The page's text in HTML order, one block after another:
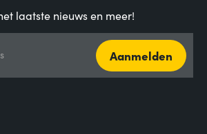
laatste nieuws en meer!
Aanmelden